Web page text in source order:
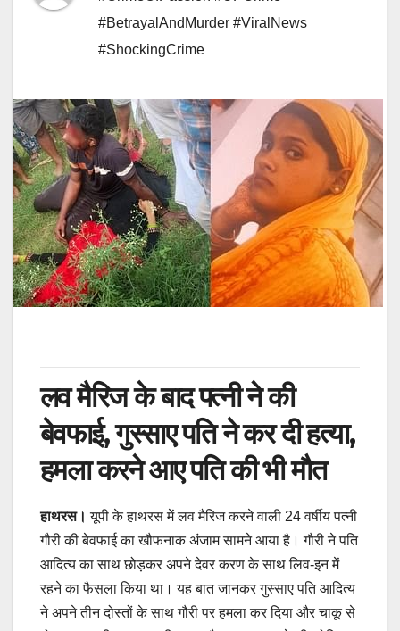
#BetrayalAndMurder #ViralNews
#ShockingCrime
लव मैरिज के बाद पत्नी ने की
बेवफाई, गुस्साए पति ने कर दी हत्या,
हमला करने आए पति की भी मौत
हाथरस। यूपी के हाथरस में लव मैरिज करने वाली 24 वर्षीय पत्नी
गौरी की बेवफाई का खौफनाक अंजाम सामने आया है। गौरी ने पति
आदित्य का साथ छोड़कर अपने देवर करण के साथ लिव-इन में
रहने का फैसला किया था। यह बात जानकर गुस्साए पति आदित्य
ने अपने तीन दोस्तों के साथ गौरी पर हमला कर दिया और चाकू से